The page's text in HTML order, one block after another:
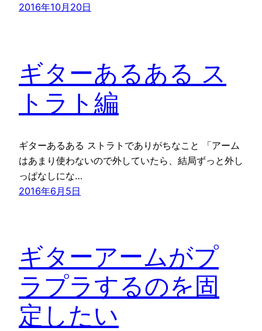
2016年10月20日
ギターあるある ス
トラト編
ギターあるある ストラトでありがちなこと 「アーム
はあまり使わないので外していたら、結局ずっと外し
っぱなしにな…
2016年6月5日
ギターアームがプ
ラプラするのを固
定したい